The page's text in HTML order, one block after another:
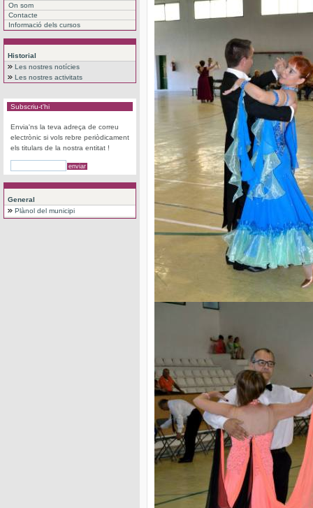
On som
Contacte
Informació dels cursos
Historial
Les nostres notícies
Les nostres activitats
Subscriu-t'hi
Envia'ns la teva adreça de correu
electrònic si vols rebre periòdicament
els titulars de la nostra entitat !
General
Plànol del municipi